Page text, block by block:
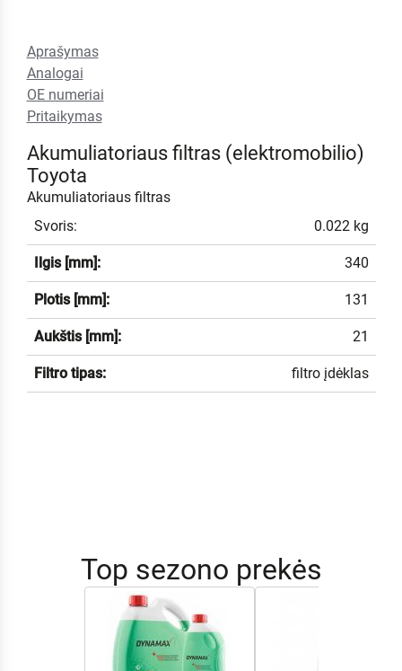
Aprašymas
Analogai
OE numeriai
Pritaikymas
Akumuliatoriaus filtras (elektromobilio)
Toyota
Akumuliatoriaus filtras
Svoris:
0.022 kg
Ilgis [mm]: 340
Plotis [mm]: 131
Aukštis [mm]: 21
Filtro tipas: filtro įdėklas
Top sezono prekės